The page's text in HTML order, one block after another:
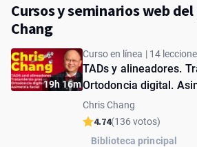
Cursos y seminarios web
Chang
19h 16m
Curso en línea | 14
TADs y alineadores.
Ortodoncia digital.
Chris Chang
4.74(136 votos)
Biblioteca principal